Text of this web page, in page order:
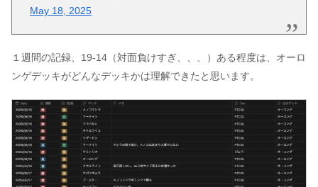
May 18, 2025
１週間の記録、19-14（対面負けすぎ、、、）ある程度は、オーロ
ンゲデッキがどんなデッキかは理解できたと思います。